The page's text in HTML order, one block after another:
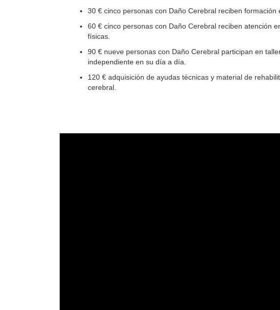
30 € cinco personas con Daño Cerebral reciben formación
60 € cinco personas con Daño Cerebral reciben atención
físicas.
90 € nueve personas con Daño Cerebral participan en
independiente en su día a día.
120 € adquisición de ayudas técnicas y material de
cerebral.